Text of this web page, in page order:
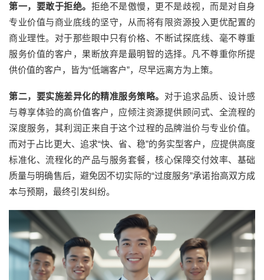
第一，要敢于拒绝。 拒绝不是傲慢， 更不是歧视， 而是对自身
专业价值与商业底线的坚守， 从而将有限资源投入更优配置的
商业理性。对于那些眼中只有价格、不断试探底线、毫不尊重
服务价值的客户，果断放弃是最明智的选择。凡不尊重你所提
供价值的客户，皆为“低端客户”，尽早远离方为上策。
第二，要实施差异化的精准服务策略。 对于追求品质、设计感
与尊享体验的高价值客户，应倾注资源提供顾问式、全流程的
深度服务，其利润正来自于这个过程的品牌溢价与专业价值。
而对于占比更大、追求“快、省、稳”的务实型客户，应提供高度
标准化、流程化的产品与服务套餐，核心保障交付效率、基础
质量与明确售后，避免因不切实际的“过度服务”承诺抬高双方成
本与预期，最终引发纠纷。